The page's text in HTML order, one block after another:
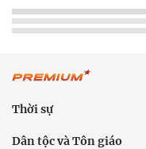
Thời sự
Dân tộc và Tôn giáo